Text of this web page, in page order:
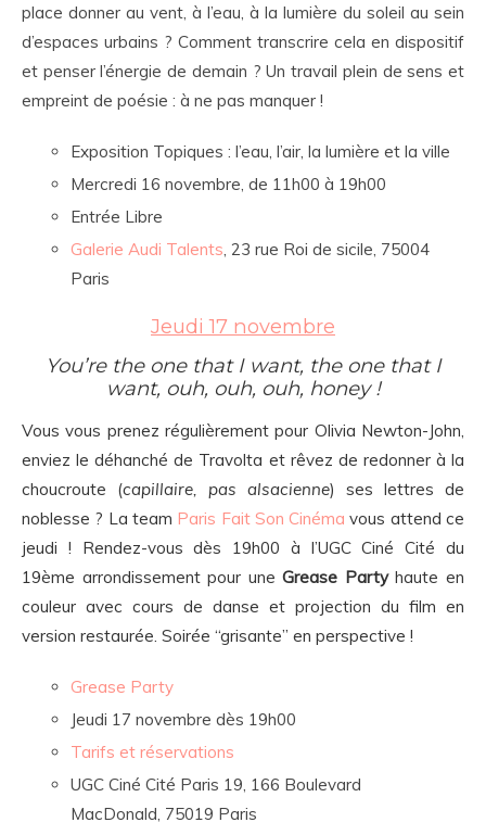
place donner au vent, à l’eau, à la lumière du soleil au sein
d’espaces urbains ? Comment transcrire cela en dispositif
et penser l’énergie de demain ? Un travail plein de sens et
empreint de poésie : à ne pas manquer !
Exposition Topiques : l’eau, l’air, la lumière et la ville
Mercredi 16 novembre, de 11h00 à 19h00
Entrée Libre
Galerie Audi Talents, 23 rue Roi de sicile, 75004
Paris
Jeudi 17 novembre
You’re the one that I want, the one that I
want, ouh, ouh, ouh, honey !
Vous vous prenez régulièrement pour Olivia Newton-John,
enviez le déhanché de Travolta et rêvez de redonner à la
choucroute (capillaire, pas alsacienne) ses lettres de
noblesse ? La team Paris Fait Son Cinéma vous attend ce
jeudi ! Rendez-vous dès 19h00 à l’UGC Ciné Cité du
19ème arrondissement pour uneGrease Partyhaute en
couleur avec cours de danse et projection du film en
version restaurée. Soirée “grisante” en perspective !
Grease Party
Jeudi 17 novembre dès 19h00
Tarifs et réservations
UGC Ciné Cité Paris 19, 166 Boulevard
MacDonald, 75019 Paris